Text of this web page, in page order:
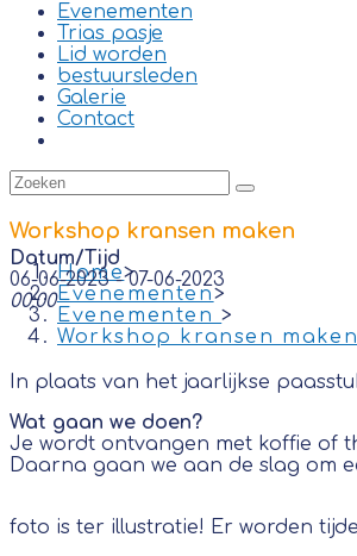
Evenementen
Trias pasje
Lid worden
bestuursleden
Galerie
Contact
Workshop kransen maken
Home>
Evenementen>
Evenementen>
Workshop kransen maken
Datum/Tijd
06-06-2023 - 07-06-2023
00:00
In plaats van het jaarlijkse
Wat gaan we doen?
Je wordt ontvangen met koffie of
Daarna gaan we aan de slag om
foto is ter illustratie! Er worden